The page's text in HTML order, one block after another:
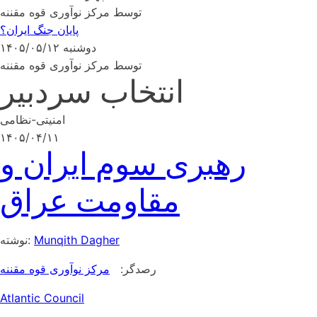
توسط مرکز نوآوری قوه مقننه
پایان جنگ ایران؟
دوشنبه ۱۴۰۵/۰۵/۱۲
توسط مرکز نوآوری قوه مقننه
انتخاب سردبیر
امنیتی-نظامی
۱۴۰۵/۰۴/۱۱
رهبری سوم ایران و
مقاومت عراق
نوشته: Munqith Dagher
رصدگر: مرکز نوآوری قوه مقننه
Atlantic Council